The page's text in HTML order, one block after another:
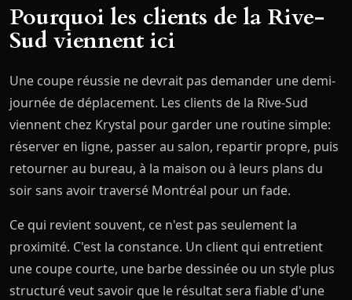
Pourquoi les clients de la Rive-
Sud viennent ici
Une coupe réussie ne devrait pas demander une demi-
journée de déplacement. Les clients de la Rive-Sud
viennent chez Krystal pour garder une routine simple:
réserver en ligne, passer au salon, repartir propre, puis
retourner au bureau, à la maison ou à leurs plans du
soir sans avoir traversé Montréal pour un fade.
Ce qui revient souvent, ce n'est pas seulement la
proximité. C'est la constance. Un client qui entretient
une coupe courte, une barbe dessinée ou un style plus
structuré veut savoir que le résultat sera fiable d'une